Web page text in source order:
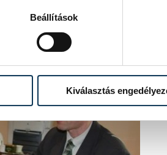
Beállítások
Kiválasztás